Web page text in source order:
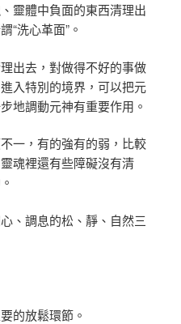
靈體中負面的東西清理出
“洗心革面”。
出去，對做得不好的事做
入特別的境界，可以把元
地調動元神有重要作用。
一，有的強有的弱，比較
魂裡還有些障礙沒有清
、調息的松、靜、自然三
的放鬆環節。